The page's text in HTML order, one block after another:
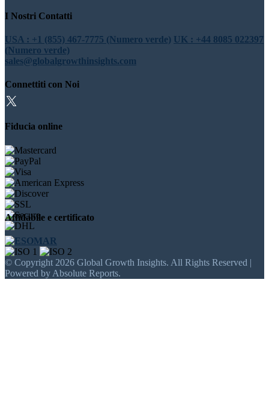
I Nostri Contatti
USA : +1 (855) 467-7775 (Numero verde) UK : +44 8085 022397
(Numero verde)
sales@globalgrowthinsights.com
Connettiti con Noi
Fiducia online
Affidabile e certificato
© Copyright 2026 Global Growth Insights. All Rights Reserved |
Powered by Absolute Reports.